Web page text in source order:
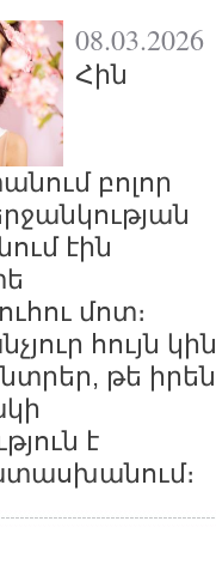
08.03.2026
Հին
բոլոր
էին
մոտ։
հույն կին
թե իրեն
է